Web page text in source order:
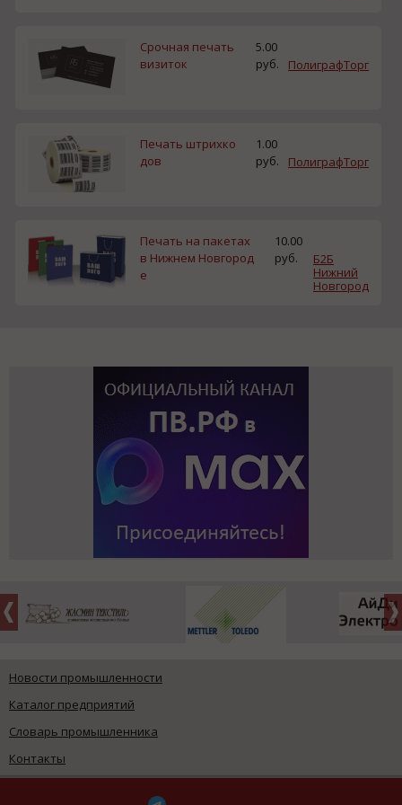
Срочная печать
визиток
5.00
руб.
ПолиграфТорг
Печать штрихко
дов
1.00
руб.
ПолиграфТорг
Печать на пакетах
в Нижнем Новгород
е
10.00
руб.
Б2Б
Нижний
Новгород
Новости промышленности
Каталог предприятий
Словарь промышленника
Контакты